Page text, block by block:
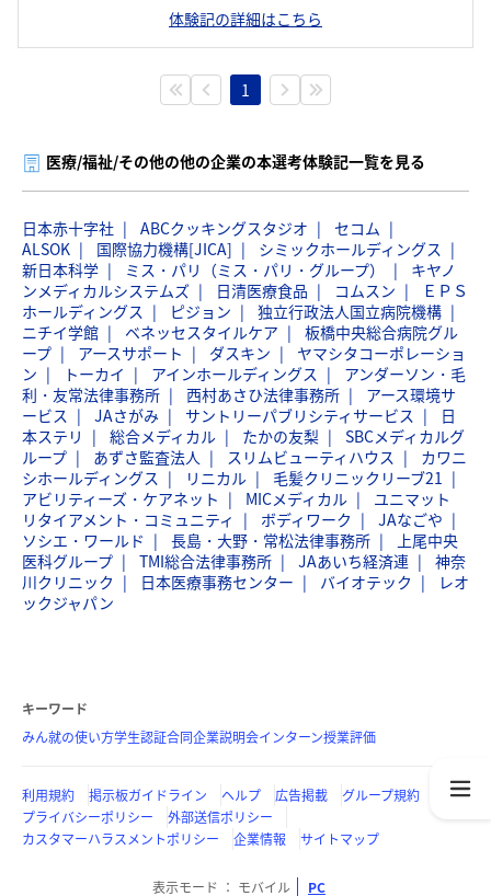
体験記の詳細はこちら
1
医療/福祉/その他の他の企業の本選考体験記一覧を見る
日本赤十字社 ABCクッキングスタジオ
セコム
ALSOK
国際協力機構[JICA]
シミックホールディングス
新日本科学
ミス・パリ（ミス・パリ・グループ）
キヤノ
ンメディカルシステムズ
日清医療食品 コムスン
ＥＰＳ
ホールディングス
ピジョン
独立行政法人国立病院機構
ニチイ学館
ベネッセスタイルケア
板橋中央総合病院グル
ープ
アースサポート ダスキン
ヤマシタコーポレーショ
ン
トーカイ アインホールディングス
アンダーソン・毛
利・友常法律事務所
西村あさひ法律事務所
アース環境サ
ービス
JAさがみ サントリーパブリシティサービス
日
本ステリ
総合メディカル たかの友梨
SBCメディカルグ
ループ
あずさ監査法人 スリムビューティハウス
カワニ
シホールディングス
リニカル
毛髪クリニックリーブ21
アビリティーズ・ケアネット
MICメディカル
ユニマット
リタイアメント・コミュニティ
ボディワーク
JAなごや
ソシエ・ワールド
長島・大野・常松法律事務所
上尾中央
医科グループ
TMI総合法律事務所 JAあいち経済連
神奈
川クリニック
日本医療事務センター バイオテック
レオ
ックジャパン
キーワード
みん就の使い方学生認証合同企業説明会インターン授業評価
利用規約 掲示板ガイドライン ヘルプ 広告掲載
グループ規約
プライバシーポリシー
外部送信ポリシー
カスタマーハラスメントポリシー
企業情報 サイトマップ
表示モード モバイル PC